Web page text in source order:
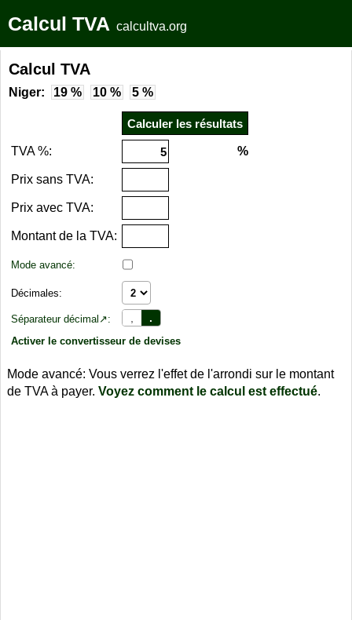
Calcul TVA calcultva.org
Calcul TVA
Niger: 19 % 10 % 5 %
TVA %: %
Prix sans TVA:
Prix avec TVA:
Montant de la TVA:
Mode avancé:
Décimales:
Séparateur décimal↗: .
Activer le convertisseur de devises
Mode avancé: Vous verrez l'effet de l'arrondi sur le montant
de TVA à payer. Voyez comment le calcul est effectué.